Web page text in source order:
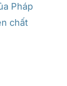
Pháp
chất